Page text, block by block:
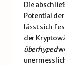
Die
Potential
lässt sich
der
überhyped